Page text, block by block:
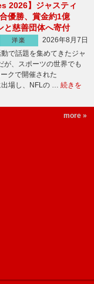
2026】ジャスティ
優勝、賞金約1億
と慈善団体へ寄付
洋楽
2026年8月7日
で話題を集めてきたジャ
が、スポーツの世界でも
クで開催された
出場し、NFLの … 続きを
more »